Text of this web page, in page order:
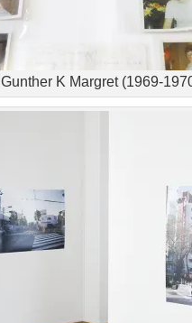
Gunther K Margret (1969-